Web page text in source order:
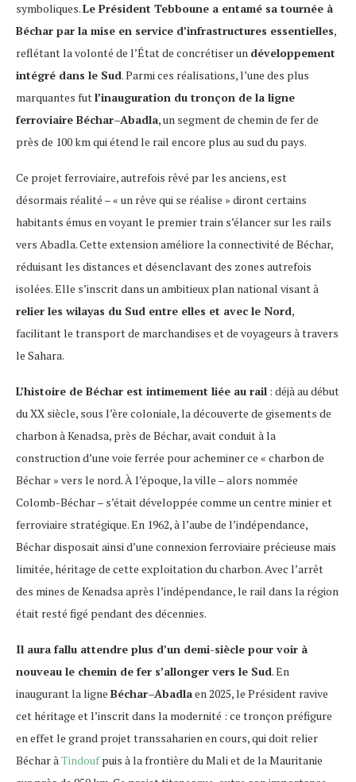
symboliques.Le Président Tebboune a entamé sa tournée à
Béchar par la mise en service d’infrastructures essentielles,
reflétant la volonté de l’État de concrétiser un développement
intégré dans le Sud. Parmi ces réalisations, l’une des plus
marquantes futl’inauguration du tronçon de la ligne
ferroviaire Béchar–Abadla, un segment de chemin de fer de
près de 100 km qui étend le rail encore plus au sud du pays.
Ce projet ferroviaire, autrefois rêvé par les anciens, est
désormais réalité – « un rêve qui se réalise » diront certains
habitants émus en voyant le premier train s’élancer sur les rails
vers Abadla. Cette extension améliore la connectivité de Béchar,
réduisant les distances et désenclavant des zones autrefois
isolées. Elle s’inscrit dans un ambitieux plan national visant à
relier les wilayas du Sud entre elles et avec le Nord,
facilitant le transport de marchandises et de voyageurs à travers
le Sahara.
L’histoire de Béchar est intimement liée au rail : déjà au début
du XX siècle, sous l’ère coloniale, la découverte de gisements de
charbon à Kenadsa, près de Béchar, avait conduit à la
construction d’une voie ferrée pour acheminer ce « charbon de
Béchar » vers le nord. À l’époque, la ville – alors nommée
Colomb-Béchar – s’était développée comme un centre minier et
ferroviaire stratégique. En 1962, à l’aube de l’indépendance,
Béchar disposait ainsi d’une connexion ferroviaire précieuse mais
limitée, héritage de cette exploitation du charbon. Avec l’arrêt
des mines de Kenadsa après l’indépendance, le rail dans la région
était resté figé pendant des décennies.
Il aura fallu attendre plus d’un demi-siècle pour voir à
nouveau le chemin de fer s’allonger vers le Sud. En
inaugurant la ligne Béchar–Abadlaen 2025, le Président ravive
cet héritage et l’inscrit dans la modernité : ce tronçon préfigure
en effet le grand projet transsaharien en cours, qui doit relier
Béchar àTindoufpuis à la frontière du Mali et de la Mauritanie